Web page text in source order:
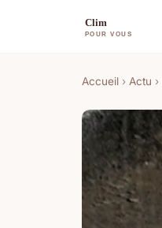
Accueil › Actu ›